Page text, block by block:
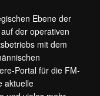
Ebene der
der operativen
mit dem
Portal für die FM-
aktuelle